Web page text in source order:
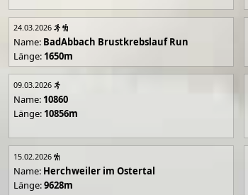
24.03.2026
Name: BadAbbach Brustkrebslauf Run
Länge: 1650m
09.03.2026
Name: 10860
Länge: 10856m
15.02.2026
Name: Herchweiler im Ostertal
Länge:9628m